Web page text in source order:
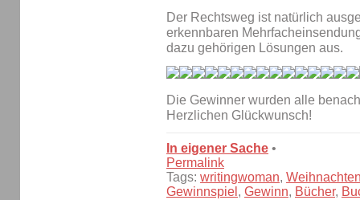
Der Rechtsweg ist natürlich
erkennbaren
dazu gehörigen Lösungen aus.
Die Gewinner wurden alle
Herzlichen Glückwunsch!
In eigener Sache •
Permalink
Tags: writingwoman,
Gewinnspiel , Gewinn, Bücher,